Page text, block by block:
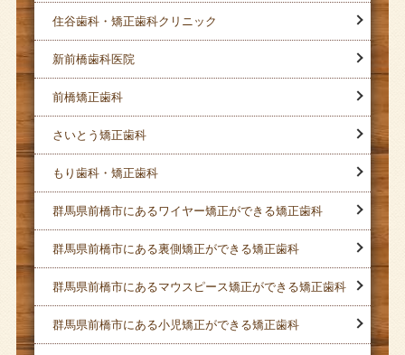
住谷歯科・矯正歯科クリニック
新前橋歯科医院
前橋矯正歯科
さいとう矯正歯科
もり歯科・矯正歯科
群馬県前橋市にあるワイヤー矯正ができる矯正歯科
群馬県前橋市にある裏側矯正ができる矯正歯科
群馬県前橋市にあるマウスピース矯正ができる矯正歯科
群馬県前橋市にある小児矯正ができる矯正歯科